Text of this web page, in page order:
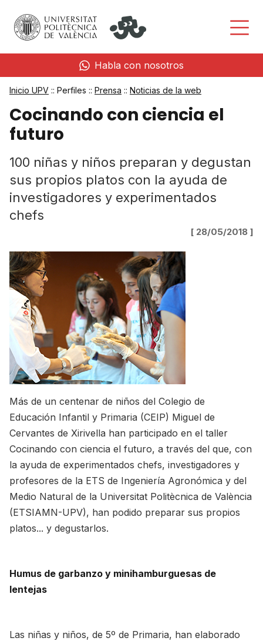
Habla con nosotros
Inicio UPV :: Perfiles :: Prensa :: Noticias de la web
Cocinando con ciencia el
futuro
100 niñas y niños preparan y degustan
sus propios platos con la ayuda de
investigadores y experimentados
chefs
[ 28/05/2018 ]
Más de un centenar de niños del Colegio de
Educación Infantil y Primaria (CEIP) Miguel de
Cervantes de Xirivella han participado en el taller
Cocinando con ciencia el futuro, a través del que, con
la ayuda de experimentados chefs, investigadores y
profesores de la ETS de Ingeniería Agronómica y del
Medio Natural de la Universitat Politècnica de València
(ETSIAMN-UPV), han podido preparar sus propios
platos... y degustarlos.
Humus de garbanzo y minihamburguesas de
lentejas
Las niñas y niños, de 5º de Primaria, han elaborado